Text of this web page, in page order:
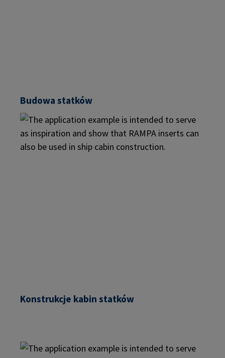
Budowa statków
Konstrukcje kabin statków